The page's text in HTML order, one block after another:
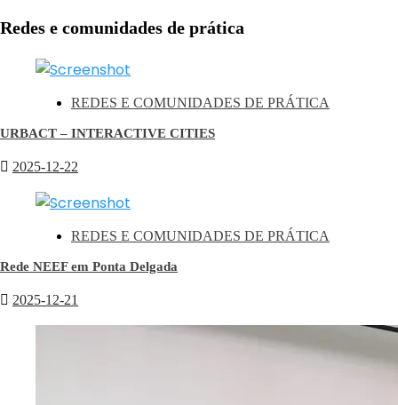
Redes e comunidades de prática
REDES E COMUNIDADES DE PRÁTICA
URBACT – INTERACTIVE CITIES
2025-12-22
REDES E COMUNIDADES DE PRÁTICA
Rede NEEF em Ponta Delgada
2025-12-21